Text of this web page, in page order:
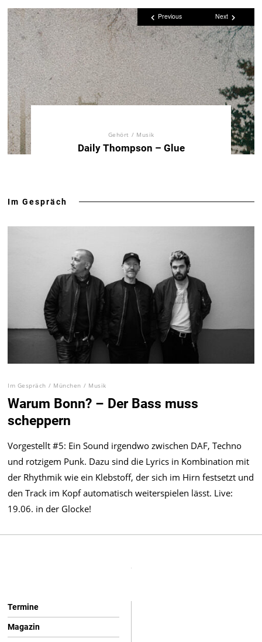
Previous
Gehört / Musik
Daily Thompson – Glue
Next
Im Gespräch
Im Gespräch / München / Musik
Warum Bonn? – Der Bass muss
scheppern
Vorgestellt #5: Ein Sound irgendwo zwischen DAF, Techno
und rotzigem Punk. Dazu sind die Lyrics in Kombination mit
der Rhythmik wie ein Klebstoff, der sich im Hirn festsetzt und
den Track im Kopf automatisch weiterspielen lässt. Live:
19.06. in der Glocke!
Termine
Magazin